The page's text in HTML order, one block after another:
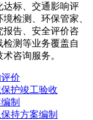
达标、交通影响评
检测、环保管家、
报告、安全评价咨
测等业务覆盖自
咨询服务。
价
护竣工验收
制
持方案编制